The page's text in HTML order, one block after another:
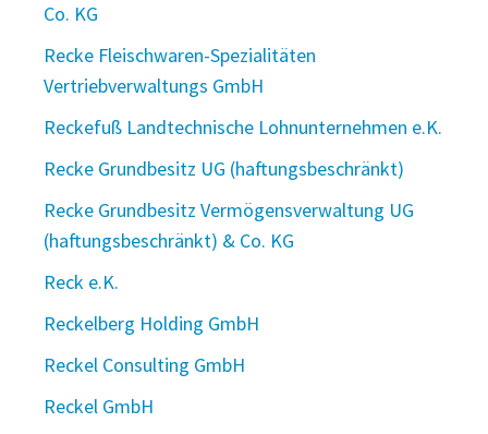
Co. KG
Recke Fleischwaren-Spezialitäten
Vertriebverwaltungs GmbH
Reckefuß Landtechnische Lohnunternehmen e.K.
Recke Grundbesitz UG (haftungsbeschränkt)
Recke Grundbesitz Vermögensverwaltung UG
(haftungsbeschränkt) & Co. KG
Reck e.K.
Reckelberg Holding GmbH
Reckel Consulting GmbH
Reckel GmbH